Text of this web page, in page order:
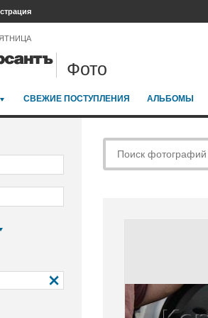
Фото
СВЕЖИЕ ПОСТУПЛЕНИЯ АЛЬБОМЫ